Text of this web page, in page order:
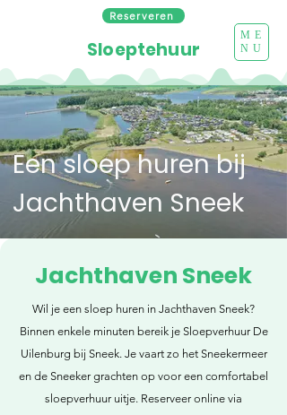
Reserveren
ME
NU
Sloeptehuur
Een sloep huren bij
Jachthaven Sneek
Jachthaven Sneek
Wil je een sloep huren in Jachthaven Sneek?
Binnen enkele minuten bereik je Sloepverhuur De
Uilenburg bij Sneek. Je vaart zo het Sneekermeer
en de Sneeker grachten op voor een comfortabel
sloepverhuur uitje. Reserveer online via